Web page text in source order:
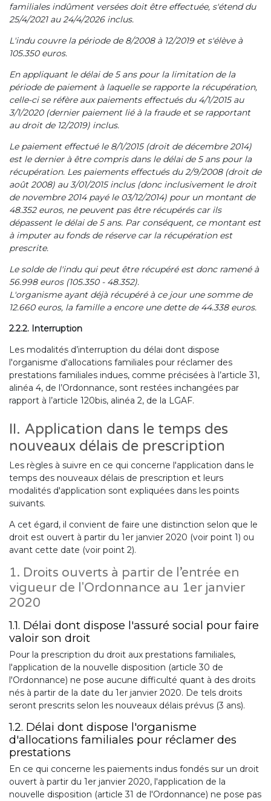
familiales indûment versées doit être effectuée, s'étend du
25/4/2021 au 24/4/2026 inclus.
L'indu couvre la période de 8/2008 à 12/2019 et s'élève à
105.350 euros.
En appliquant le délai de 5 ans pour la limitation de la
période de paiement à laquelle se rapporte la récupération,
celle-ci se réfère aux paiements effectués du 4/1/2015 au
3/1/2020 (dernier paiement lié à la fraude et se rapportant
au droit de 12/2019) inclus.
Le paiement effectué le 8/1/2015 (droit de décembre 2014)
est le dernier à être compris dans le délai de 5 ans pour la
récupération. Les paiements effectués du 2/9/2008 (droit de
août 2008) au 3/01/2015 inclus (donc inclusivement le droit
de novembre 2014 payé le 03/12/2014) pour un montant de
48.352 euros, ne peuvent pas être récupérés car ils
dépassent le délai de 5 ans. Par conséquent, ce montant est
à imputer au fonds de réserve car la récupération est
prescrite.
Le solde de l'indu qui peut être récupéré est donc ramené à
56.998 euros (105.350 - 48.352).
L'organisme ayant déjà récupéré à ce jour une somme de
12.660 euros, la famille a encore une dette de 44.338 euros.
2.2.2. Interruption
Les modalités d’interruption du délai dont dispose
l'organisme d'allocations familiales pour réclamer des
prestations familiales indues, comme précisées à l’article 31,
alinéa 4, de l’Ordonnance, sont restées inchangées par
rapport à l’article 120bis, alinéa 2, de la LGAF.
II. Application dans le temps des
nouveaux délais de prescription
Les règles à suivre en ce qui concerne l'application dans le
temps des nouveaux délais de prescription et leurs
modalités d'application sont expliquées dans les points
suivants.
A cet égard, il convient de faire une distinction selon que le
droit est ouvert à partir du 1er janvier 2020 (voir point 1) ou
avant cette date (voir point 2).
1. Droits ouverts à partir de l’entrée en
vigueur de l'Ordonnance au 1er janvier
2020
1.1. Délai dont dispose l'assuré social pour faire
valoir son droit
Pour la prescription du droit aux prestations familiales,
l'application de la nouvelle disposition (article 30 de
l'Ordonnance) ne pose aucune difficulté quant à des droits
nés à partir de la date du 1er janvier 2020. De tels droits
seront prescrits selon les nouveaux délais prévus (3 ans).
1.2. Délai dont dispose l'organisme
d'allocations familiales pour réclamer des
prestations
En ce qui concerne les paiements indus fondés sur un droit
ouvert à partir du 1er janvier 2020, l'application de la
nouvelle disposition (article 31 de l'Ordonnance) ne pose pas